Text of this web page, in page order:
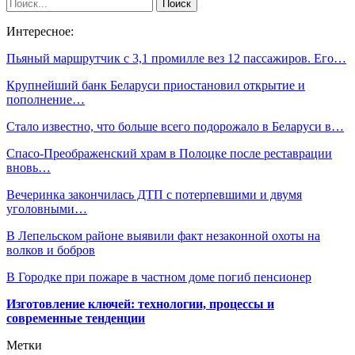
Интересное:
Пьяный маршрутчик с 3,1 промилле вез 12 пассажиров. Его…
Крупнейший банк Беларуси приостановил открытие и
пополнение…
Стало известно, что больше всего подорожало в Беларуси в…
Спасо-Преображенский храм в Полоцке после реставрации
вновь…
Вечеринка закончилась ДТП с потерпевшими и двумя
уголовными…
В Лепельском районе выявили факт незаконной охоты на
волков и бобров
В Городке при пожаре в частном доме погиб пенсионер
Изготовление ключей: технологии, процессы и
современные тенденции
Метки